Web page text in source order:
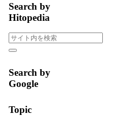
Search by
Hitopedia
Search by
Google
Topic